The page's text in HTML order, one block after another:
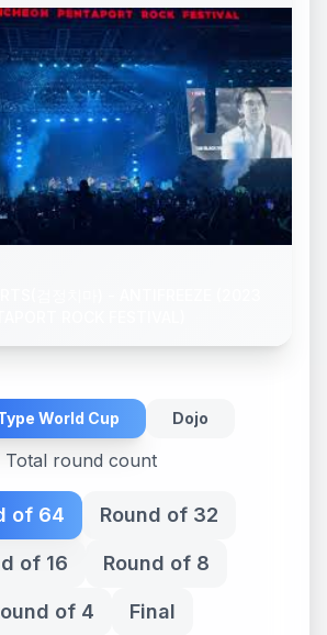
World Cup Dojo
Total round count
of 64 Round of 32
of 16 Round of 8
of 4 Final